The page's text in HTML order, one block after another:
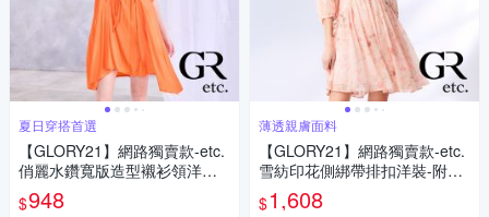
夏日穿搭首選
【GLORY21】網路獨賣款-etc.
俏麗水鑽寬版造型襯衫領洋裝-
橘色
$948
薄透親膚面料
【GLORY21】網路獨賣款-etc.
雪紡印花側綁帶排扣洋裝-附內
搭-粉紅色
$1,608